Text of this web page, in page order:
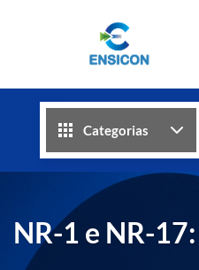
Categorias
NR-1 e NR-